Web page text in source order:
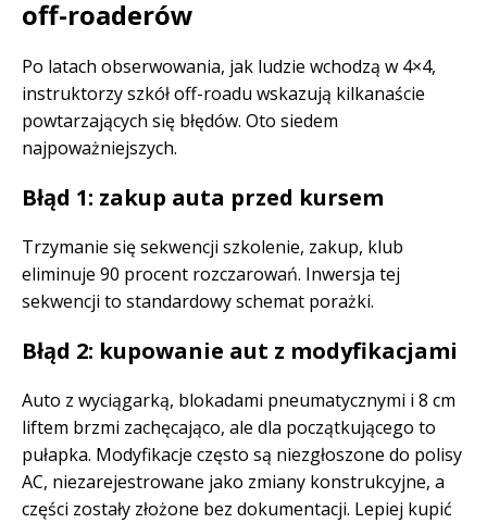
off-roaderów
Po latach obserwowania, jak ludzie wchodzą w 4×4,
instruktorzy szkół off-roadu wskazują kilkanaście
powtarzających się błędów. Oto siedem
najpoważniejszych.
Błąd 1: zakup auta przed kursem
Trzymanie się sekwencji szkolenie, zakup, klub
eliminuje 90 procent rozczarowań. Inwersja tej
sekwencji to standardowy schemat porażki.
Błąd 2: kupowanie aut z modyfikacjami
Auto z wyciągarką, blokadami pneumatycznymi i 8 cm
liftem brzmi zachęcająco, ale dla początkującego to
pułapka. Modyfikacje często są niezgłoszone do polisy
AC, niezarejestrowane jako zmiany konstrukcyjne, a
części zostały złożone bez dokumentacji. Lepiej kupić